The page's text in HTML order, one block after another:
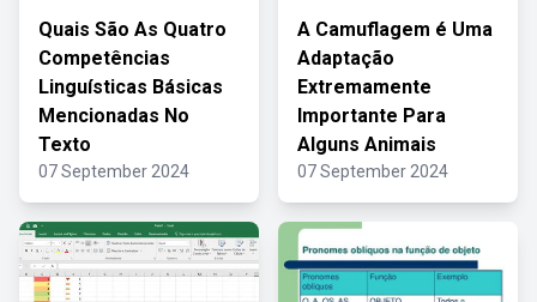
Quais São As Quatro
Competências
Linguísticas Básicas
Mencionadas No
Texto
07 September 2024
A Camuflagem é Uma
Adaptação
Extremamente
Importante Para
Alguns Animais
07 September 2024